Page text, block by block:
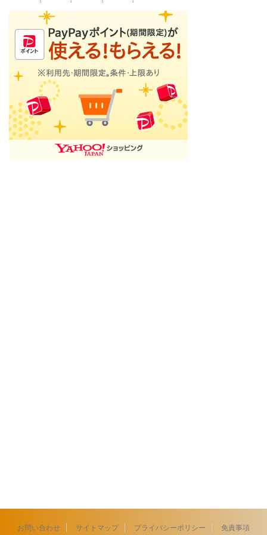
お問い合わせ サイトマップ プライバシーポリシー 免責事項